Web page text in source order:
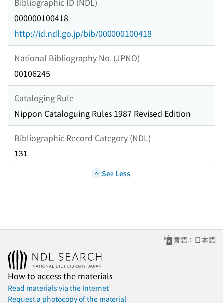
000000100418
http://id.ndl.go.jp/bib/000000100418
National Bibliography No. (JPNO)
00106245
Cataloging Rule
Nippon Cataloguing Rules 1987 Revised Edition
Bibliographic Record Category (NDL)
131
See Less
言語：日本語
How to access the materials
Read materials via the Internet
Request a photocopy of the material